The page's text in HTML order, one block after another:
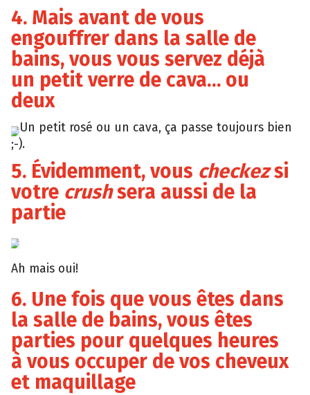
4. Mais avant de vous
engouffrer dans la salle de
bains, vous vous servez déjà
un petit verre de cava… ou
deux
Giphy
Un petit rosé ou un cava, ça passe toujours bien
;-).
5. Évidemment, vous checkezsi
votre crushsera aussi de la
partie
Bustle
Ah mais oui!
6. Une fois que vous êtes dans
la salle de bains, vous êtes
parties pour quelques heures
à vous occuper de vos cheveux
et maquillage